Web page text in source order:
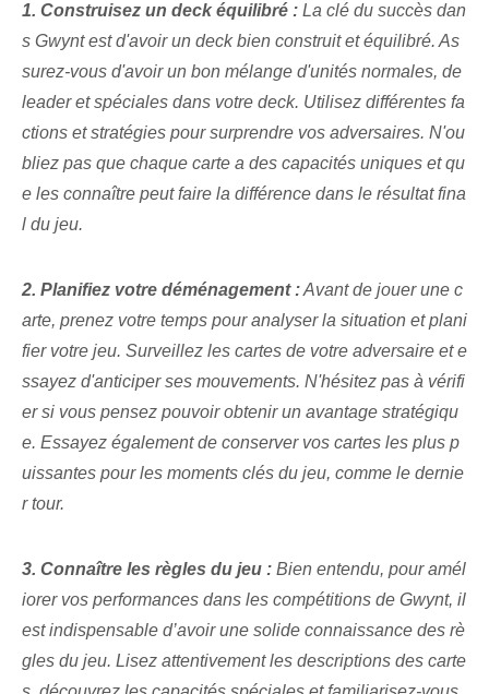
1. Construisez un deck équilibré : La clé du succès dan
s Gwynt est d'avoir un deck bien construit et équilibré. As
surez-vous d'avoir un bon mélange d'unités normales, de
leader et spéciales dans votre deck. Utilisez différentes fa
ctions et stratégies pour surprendre vos adversaires. N'ou
bliez pas que chaque carte ⁤a des capacités uniques⁤ et qu
e les connaître ⁢peut ‌faire la différence dans le résultat fina
l⁤ du ⁢jeu.
2. Planifiez votre déménagement :Avant de jouer une c
arte, prenez votre temps‌ pour analyser la situation et plani
fier votre jeu. Surveillez les cartes de votre adversaire et e
ssayez d'anticiper ses mouvements. N'hésitez pas à vérifi
er si vous pensez pouvoir obtenir un avantage stratégiqu
e. Essayez également de conserver vos cartes les plus p
uissantes pour les moments clés du jeu, comme le dernie
r tour.
3. Connaître les règles du jeu : Bien entendu, pour amél
iorer vos performances dans les compétitions de Gwynt, il
est indispensable d’avoir une solide connaissance des rè
gles du jeu. Lisez attentivement les descriptions des carte